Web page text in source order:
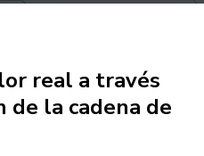
real a través
de la cadena de